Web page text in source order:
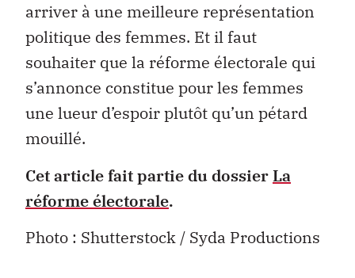
arriver à une meilleure représentation
politique des femmes. Et il faut
souhaiter que la réforme électorale qui
s’annonce constitue pour les femmes
une lueur d’espoir plutôt qu’un pétard
mouillé.
Cet article fait partie du dossier La
réforme électorale.
Photo : Shutterstock / Syda Productions